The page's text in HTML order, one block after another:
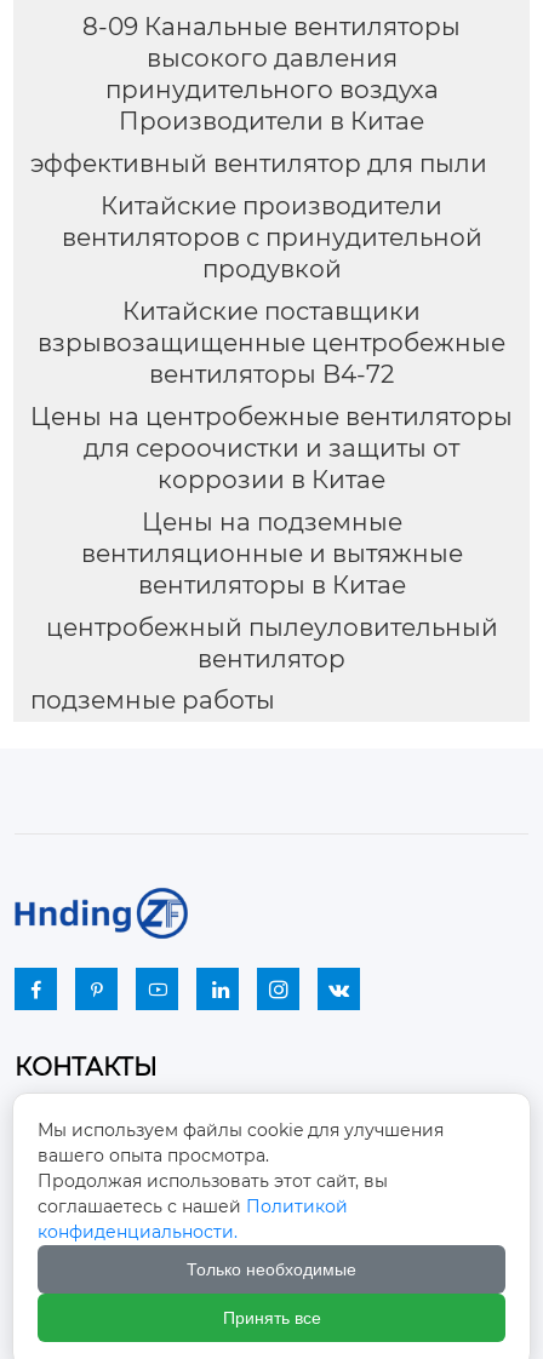
8-09 Канальные вентиляторы
высокого давления
принудительного воздуха
Производители в Китае
эффективный вентилятор для пыли
Китайские производители
вентиляторов с принудительной
продувкой
Китайские поставщики
взрывозащищенные центробежные
вентиляторы B4-72
Цены на центробежные вентиляторы
для сероочистки и защиты от
коррозии в Китае
Цены на подземные
вентиляционные и вытяжные
вентиляторы в Китае
центробежный пылеуловительный
вентилятор
подземные работы
     
КОНТАКТЫ

Промышленный парк, город Наньцзяо,
район Чжоуцунь, город Цзыбо, провинция
Шаньдун
winston-xu@hengdingfan.com
+86-13806434669
 +86 13806434669
Мы используем файлы cookie для улучшения
вашего опыта просмотра.
Продолжая использовать этот сайт, вы
соглашаетесь с нашей Политикой
конфиденциальности.
Только необходимые
Принять все